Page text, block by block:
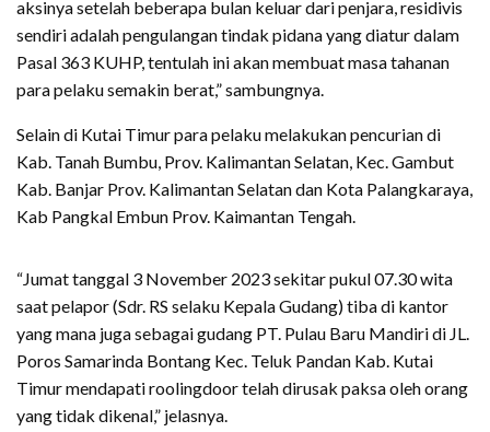
aksinya setelah beberapa bulan keluar dari penjara, residivis
sendiri adalah pengulangan tindak pidana yang diatur dalam
Pasal 363 KUHP, tentulah ini akan membuat masa tahanan
para pelaku semakin berat,” sambungnya.
Selain di Kutai Timur para pelaku melakukan pencurian di
Kab. Tanah Bumbu, Prov. Kalimantan Selatan, Kec. Gambut
Kab. Banjar Prov. Kalimantan Selatan dan Kota Palangkaraya,
Kab Pangkal Embun Prov. Kaimantan Tengah.
“Jumat tanggal 3 November 2023 sekitar pukul 07.30 wita
saat pelapor (Sdr. RS selaku Kepala Gudang) tiba di kantor
yang mana juga sebagai gudang PT. Pulau Baru Mandiri di JL.
Poros Samarinda Bontang Kec. Teluk Pandan Kab. Kutai
Timur mendapati roolingdoor telah dirusak paksa oleh orang
yang tidak dikenal,” jelasnya.